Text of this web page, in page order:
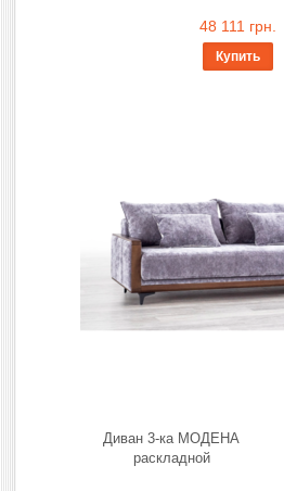
48 111 грн.
Купить
Диван 3-ка МОДЕНА
раскладной